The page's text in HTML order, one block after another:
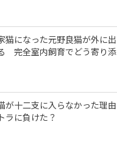
猫になった元野良猫が外に
完全室内飼育でどう寄り添
が十二支に入らなかった理
トラに負けた？